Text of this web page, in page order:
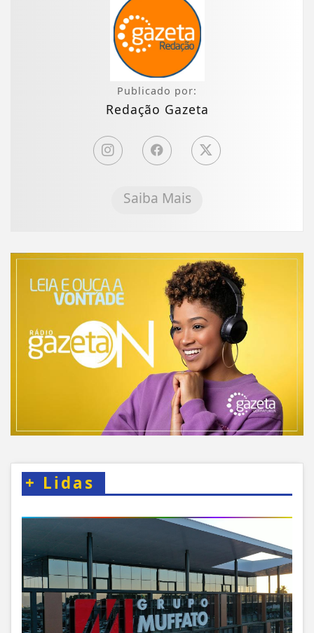
Publicado por:
Redação Gazeta
Saiba Mais
+ Lidas